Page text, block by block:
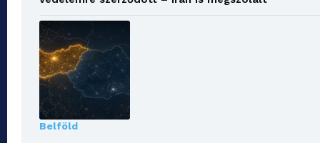
Belföld